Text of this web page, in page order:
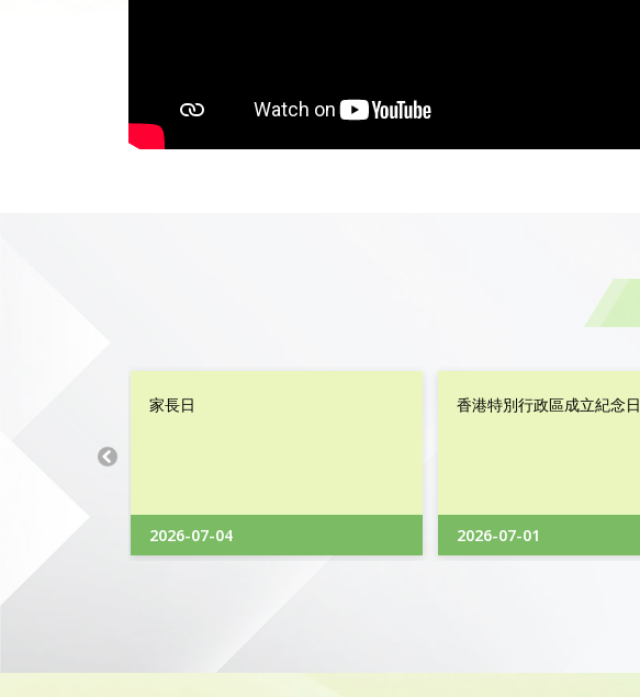
家長日
2026-07-04
香港特別行政區成立紀念日
2026-07-01